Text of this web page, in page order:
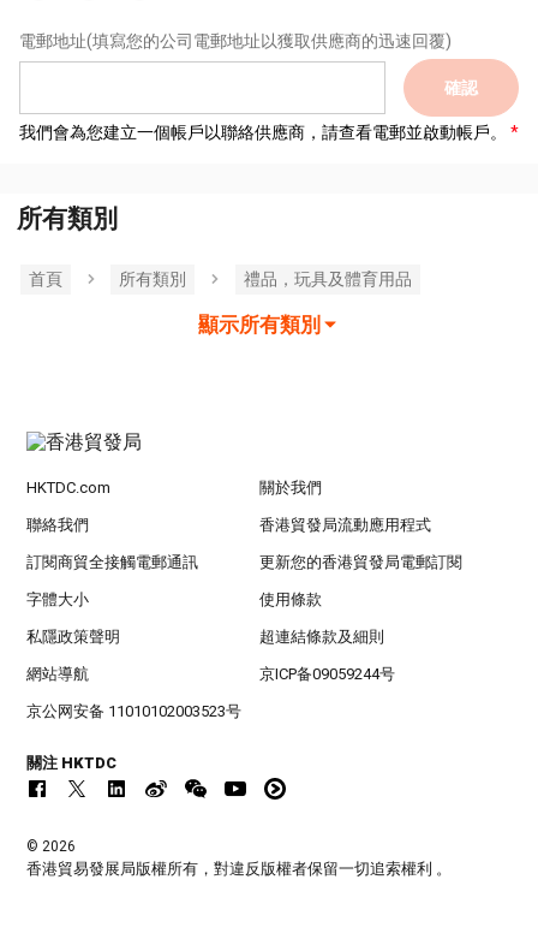
電郵地址(填寫您的公司電郵地址以獲取供應商的迅速回覆)
確認
我們會為您建立一個帳戶以聯絡供應商，請查看電郵並啟動帳戶。
所有類別
首頁 所有類別 禮品，玩具及體育用品
顯示所有類別
HKTDC.com 關於我們
聯絡我們 香港貿發局流動應用程式
訂閱商貿全接觸電郵通訊 更新您的香港貿發局電郵訂閱
字體大小 使用條款
私隱政策聲明 超連結條款及細則
網站導航 京ICP备09059244号
京公网安备 11010102003523号
關注 HKTDC
© 2026
香港貿易發展局版權所有，對違反版權者保留一切追索權利 。